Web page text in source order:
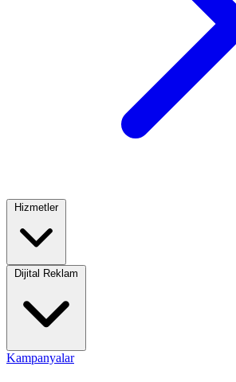
Hizmetler
Kampanyalar